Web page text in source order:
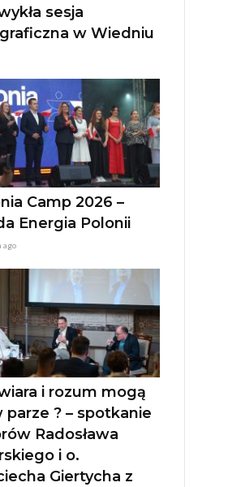
sesja
w Wiedniu
Camp 2026 –
Energia Polonii
ago
i rozum mogą
parze ? – spotkanie
Radosława
i o.
Giertycha z